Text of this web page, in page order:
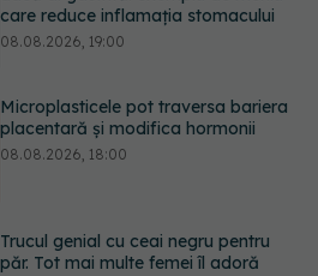
Microplasticele pot traversa bariera
placentară și modifica hormonii
Trucul genial cu ceai negru pentru